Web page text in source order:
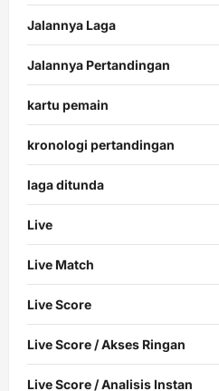
Jalannya Laga
Jalannya Pertandingan
kartu pemain
kronologi pertandingan
laga ditunda
Live
Live Match
Live Score
Live Score / Akses Ringan
Live Score / Analisis Instan